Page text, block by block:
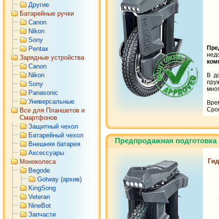
Другие
Батарейные ручки
Canon
Nikon
Sony
Pentax
Зарядные устройства
Canon
Nikon
Sony
Panasonic
Универсальные
Все для Планшетов и
Смартфонов
Защитный чехол
Батарейный чехол
Внешняя батарея
Аксессуары
Моноколеса
Begode
Gotway (архив)
KingSong
Veteran
NineBot
Запчасти
В
Предпродажная подготовка